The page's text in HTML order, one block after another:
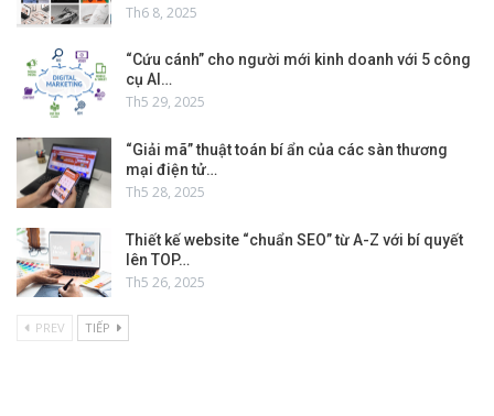
Th6 8, 2025
“Cứu cánh” cho người mới kinh doanh với 5 công
cụ AI…
Th5 29, 2025
“Giải mã” thuật toán bí ẩn của các sàn thương
mại điện tử…
Th5 28, 2025
Thiết kế website “chuẩn SEO” từ A-Z với bí quyết
lên TOP…
Th5 26, 2025
PREV TIẾP